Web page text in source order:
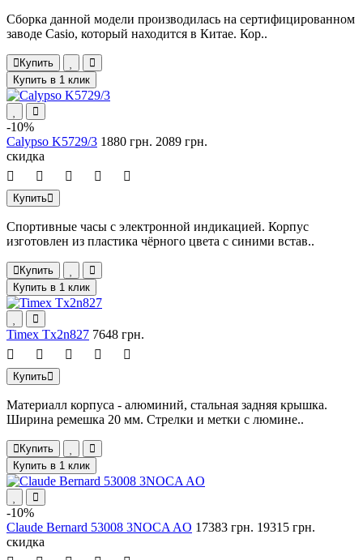
Сборка данной модели производилась на сертифицированном
заводе Casio, который находится в Китае. Кор..
Купить
Купить в 1 клик
-10%
Calypso K5729/3 1880 грн. 2089 грн.
скидка
Купить
Спортивные часы с электронной индикацией. Корпус
изготовлен из пластика чёрного цвета с синими встав..
Купить
Купить в 1 клик
Timex Tx2n827 7648 грн.
Купить
Материалл корпуса - алюминий, стальная задняя крышка.
Ширина ремешка 20 мм. Cтрелки и метки с люмине..
Купить
Купить в 1 клик
-10%
Claude Bernard 53008 3NOCA AO 17383 грн. 19315 грн.
скидка